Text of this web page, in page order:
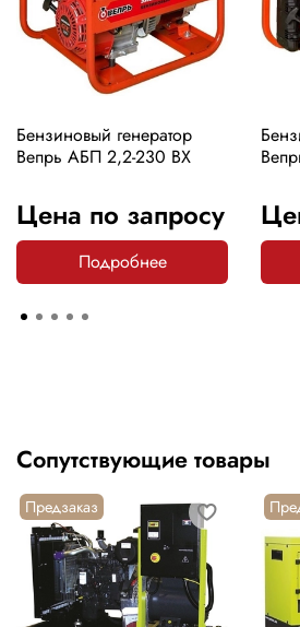
Бензиновый генератор
Вепрь АБП 2,2-230 ВХ
Цена по запросу
Подробнее
Сопутствующие товары
Предзаказ